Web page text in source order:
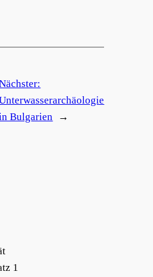
Bulgarien
→
1